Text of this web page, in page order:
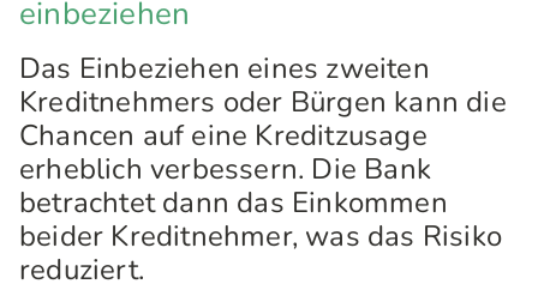
einbeziehen
Das Einbeziehen eines zweiten
Kreditnehmers oder Bürgen kann die
Chancen auf eine Kreditzusage
erheblich verbessern. Die Bank
betrachtet dann das Einkommen
beider Kreditnehmer, was das Risiko
reduziert.